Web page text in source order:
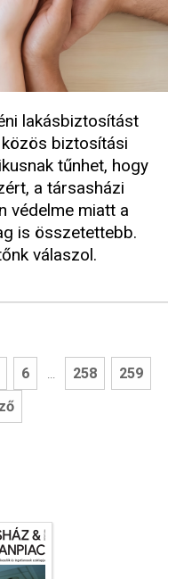
lakásbiztosítást
biztosítási
tűnhet, hogy
a társasházi
védelme miatt a
is összetettebb.
válaszol.
6 ... 258
259